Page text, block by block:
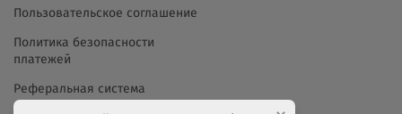
Пользовательское соглашение
Политика безопасности
платежей
Реферальная система